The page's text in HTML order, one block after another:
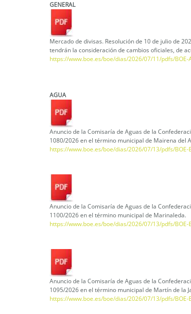
GENERAL
Mercado de divisas. Resolución de 10 de julio de
tendrán la consideración de cambios oficiales, de
https://www.boe.es/boe/dias/2026/07/11/pdfs/BOE-
AGUA
Anuncio de la Comisaría de Aguas de la
1080/2026 en el término municipal de Mairena del
https://www.boe.es/boe/dias/2026/07/13/pdfs/BOE-
Anuncio de la Comisaría de Aguas de la
1100/2026 en el término municipal de Marinaleda.
https://www.boe.es/boe/dias/2026/07/13/pdfs/BOE-
Anuncio de la Comisaría de Aguas de la
1095/2026 en el término municipal de Martín de la
https://www.boe.es/boe/dias/2026/07/13/pdfs/BOE-